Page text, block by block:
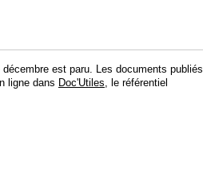
est paru. Les documents publiés
ligne dans Doc'Utiles, le référentiel